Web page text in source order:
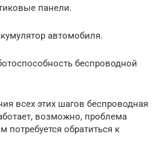
панели.
автомобиля.
беспроводной
всех этих шагов беспроводная
возможно, проблема
потребуется обратиться к